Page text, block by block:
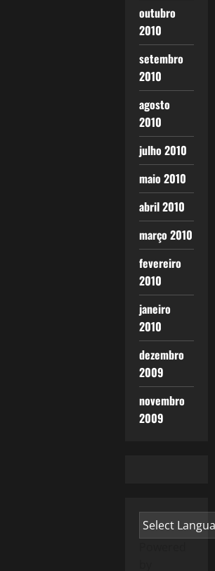
outubro
2010
setembro
2010
agosto
2010
julho 2010
maio 2010
abril 2010
março 2010
fevereiro
2010
janeiro
2010
dezembro
2009
novembro
2009